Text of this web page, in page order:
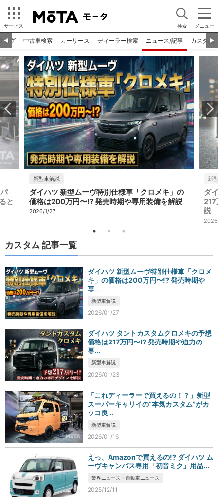
サービス 検索 メニュー
◀︎ ▶︎
ログ 中古車検索 カーリース ディーラー検索 ニュース/記事 カスタム
と
新型車解説
ダイハツ 新型ムーヴ特別仕様車「クロメキ」の
価格は200万円〜!? 発売時期や専用装備を解説
2026/1/27
新
ダ
説
カスタム 記事一覧
ダイハツ 新型ムーヴ特別仕様車「クロメ
キ」の価格は200万円〜!? 発売時期や
専...
新型車解説
2026/01/27
ダイハツ タントカスタムクロメキの予想
価格は217万円〜!? 発売時期や迫力の
専...
新型車解説
2026/01/23
「これディーラーで買えるの！？」新型
スーパーキャリイの“本気カスタム”がカ
ッコ良...
新型車解説
2026/01/16
えっ、Amazonで買えるの!? ダイハツ ム
ーヴキャンバス専用「初音ミク」用品...
業界ニュース・自動車ニュース
2025/12/11